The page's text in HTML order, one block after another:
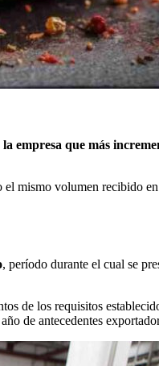
empresa que más
mismo volumen recibido
, período durante el cual se
de los requisitos
de antecedentes